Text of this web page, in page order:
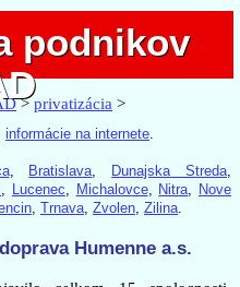
podnikov
podnikov
>privatizácia >
informácie na internete
, Bratislava Dunajska Streda
Lucenec Michalovce, Nitra
Nove
Trnava Zvolen Zilina
Humenne a.s.